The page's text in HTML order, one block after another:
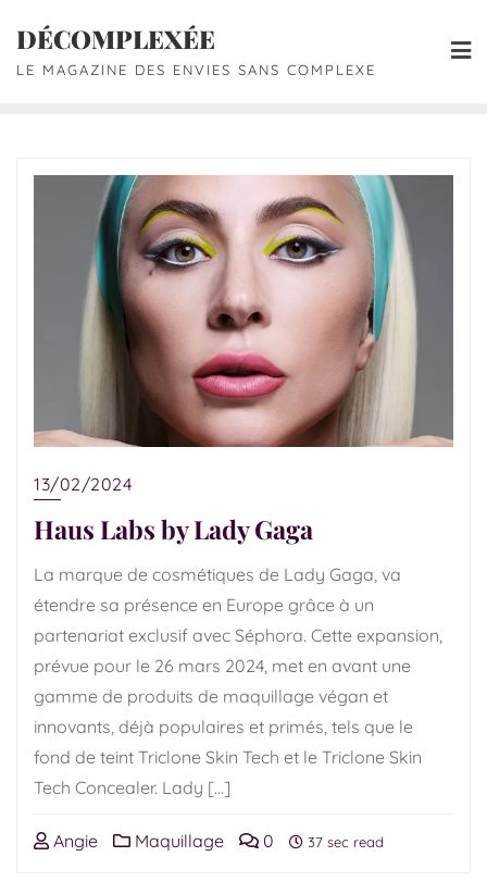
DÉCOMPLEXÉE
LE MAGAZINE DES ENVIES SANS COMPLEXE
13/02/2024
Haus Labs by Lady Gaga
La marque de cosmétiques de Lady Gaga, va
étendre sa présence en Europe grâce à un
partenariat exclusif avec Séphora. Cette expansion,
prévue pour le 26 mars 2024, met en avant une
gamme de produits de maquillage végan et
innovants, déjà populaires et primés, tels que le
fond de teint Triclone Skin Tech et le Triclone Skin
Tech Concealer. Lady […]
Angie Maquillage 0 37 sec read